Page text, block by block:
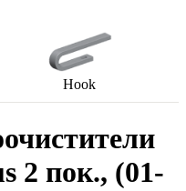
Hook
2 пок., (01-